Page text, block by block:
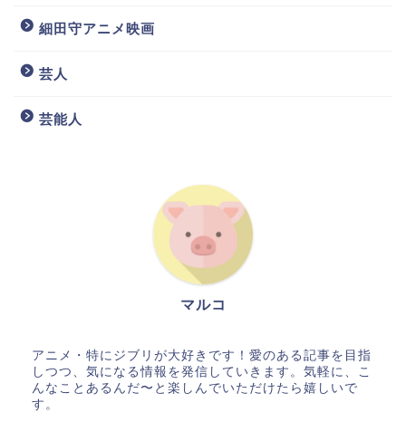
細田守アニメ映画
芸人
芸能人
マルコ
アニメ・特にジブリが大好きです！愛のある記事を目指
しつつ、気になる情報を発信していきます。気軽に、こ
んなことあるんだ〜と楽しんでいただけたら嬉しいで
す。